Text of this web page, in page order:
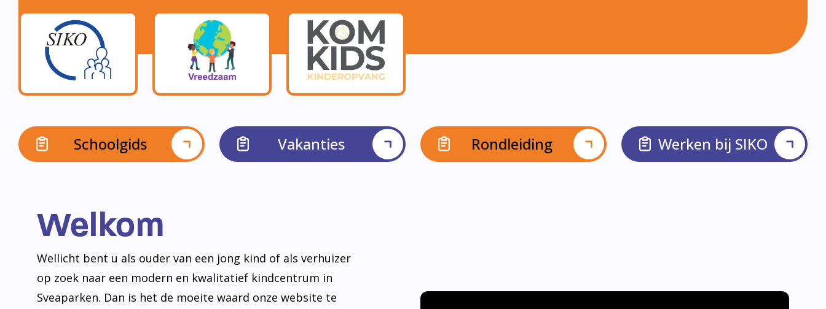
Schoolgids Vakanties Rondleiding Werken bij SIKO
Welkom
Wellicht bent u als ouder van een jong kind of als verhuizer
op zoek naar een modern en kwalitatief kindcentrum in
Sveaparken. Dan is het de moeite waard onze website te